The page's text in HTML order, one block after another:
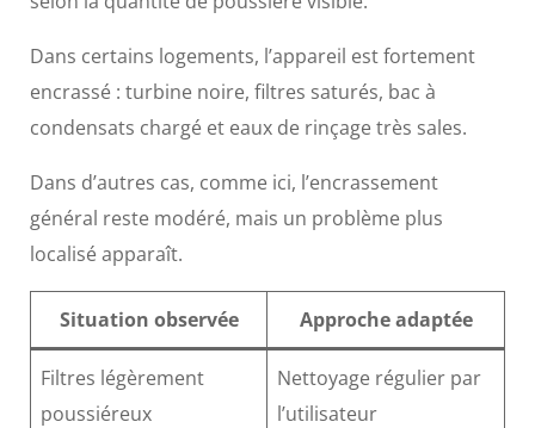
Dans certains logements, l’appareil est fortement
encrassé : turbine noire, filtres saturés, bac à
condensats chargé et eaux de rinçage très sales.
Dans d’autres cas, comme ici, l’encrassement
général reste modéré, mais un problème plus
localisé apparaît.
Situation observée Approche adaptée
Filtres légèrement
poussiéreux
Nettoyage régulier par
l’utilisateur